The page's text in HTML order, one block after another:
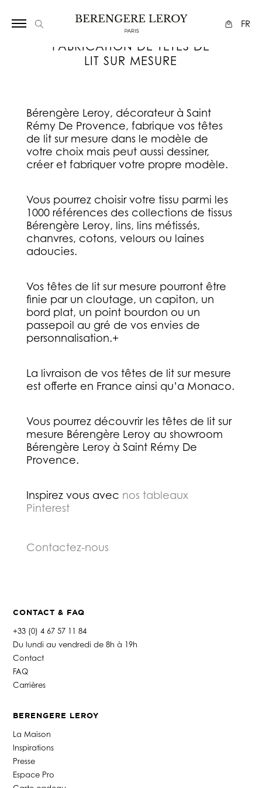
FR
FABRICATION DE TETES DE
LIT SUR MESURE
Bérengère Leroy, décorateur à Saint
Rémy De Provence, fabrique vos têtes
de lit sur mesure dans le modèle de
votre choix mais peut aussi dessiner,
créer et fabriquer votre propre modèle.
Vous pourrez choisir votre tissu parmi les
1000 références des collections de tissus
Bérengère Leroy, lins, lins métissés,
chanvres, cotons, velours ou laines
adoucies.
Vos têtes de lit sur mesure pourront être
finie par un cloutage, un capiton, un
bord plat, un point bourdon ou un
passepoil au gré de vos envies de
personnalisation.+
La livraison de vos têtes de lit sur mesure
est offerte en France ainsi qu’a Monaco.
Vous pourrez découvrir les têtes de lit sur
mesure Bérengère Leroy au showroom
Bérengère Leroy à Saint Rémy De
Provence.
Inspirez vous avec nos tableaux
Pinterest
Contactez-nous
CONTACT & FAQ
+33 (0) 4 67 57 11 84
Du lundi au vendredi de 8h à 19h
Contact
FAQ
Carrières
BERENGERE LEROY
La Maison
Inspirations
Presse
Espace Pro